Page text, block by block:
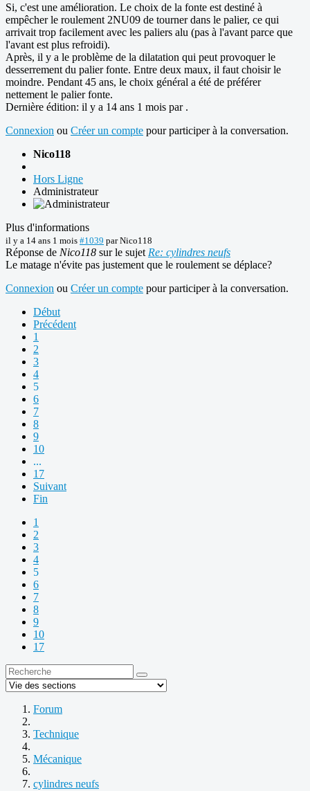
Si, c'est une amélioration. Le choix de la fonte est destiné à
empêcher le roulement 2NU09 de tourner dans le palier, ce qui
arrivait trop facilement avec les paliers alu (pas à l'avant parce que
l'avant est plus refroidi).
Après, il y a le problème de la dilatation qui peut provoquer le
desserrement du palier fonte. Entre deux maux, il faut choisir le
moindre. Pendant 45 ans, le choix général a été de préférer
nettement le palier fonte.
Dernière édition: il y a 14 ans 1 mois par .
Connexion ou Créer un compte pour participer à la conversation.
Nico118
Hors Ligne
Administrateur
Plus d'informations
il y a 14 ans 1 mois #1039 parNico118
Réponse de Nico118 sur le sujet Re: cylindres neufs
Le matage n'évite pas justement que le roulement se déplace?
Connexion ou Créer un compte pour participer à la conversation.
Début
Précédent
1
2
3
4
5
6
7
8
9
10
...
17
Suivant
Fin
1
2
3
4
5
6
7
8
9
10
17
Forum
Technique
Mécanique
cylindres neufs